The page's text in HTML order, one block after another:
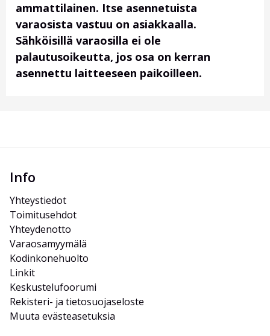
ammattilainen. Itse asennetuista
varaosista vastuu on asiakkaalla.
Sähköisillä varaosilla ei ole
palautusoikeutta, jos osa on kerran
asennettu laitteeseen paikoilleen.
Info
Yhteystiedot
Toimitusehdot
Yhteydenotto
Varaosamyymälä
Kodinkonehuolto
Linkit
Keskustelufoorumi
Rekisteri- ja tietosuojaseloste
Muuta evästeasetuksia